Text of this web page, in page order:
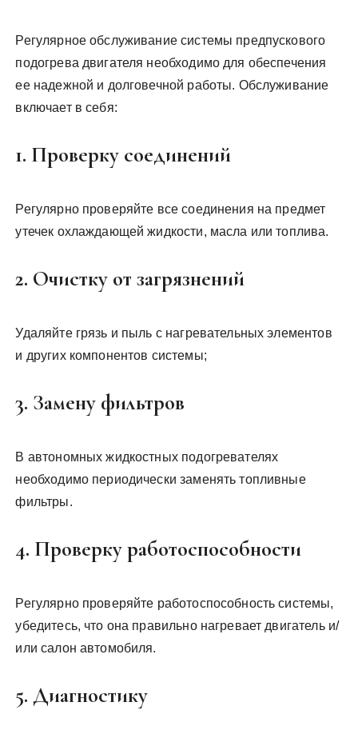
Регулярное обслуживание системы предпускового
подогрева двигателя необходимо для обеспечения
ее надежной и долговечной работы. Обслуживание
включает в себя:
1. Проверку соединений
Регулярно проверяйте все соединения на предмет
утечек охлаждающей жидкости, масла или топлива.
2. Очистку от загрязнений
Удаляйте грязь и пыль с нагревательных элементов
и других компонентов системы;
3. Замену фильтров
В автономных жидкостных подогревателях
необходимо периодически заменять топливные
фильтры.
4. Проверку работоспособности
Регулярно проверяйте работоспособность системы,
убедитесь, что она правильно нагревает двигатель и/
или салон автомобиля.
5. Диагностику